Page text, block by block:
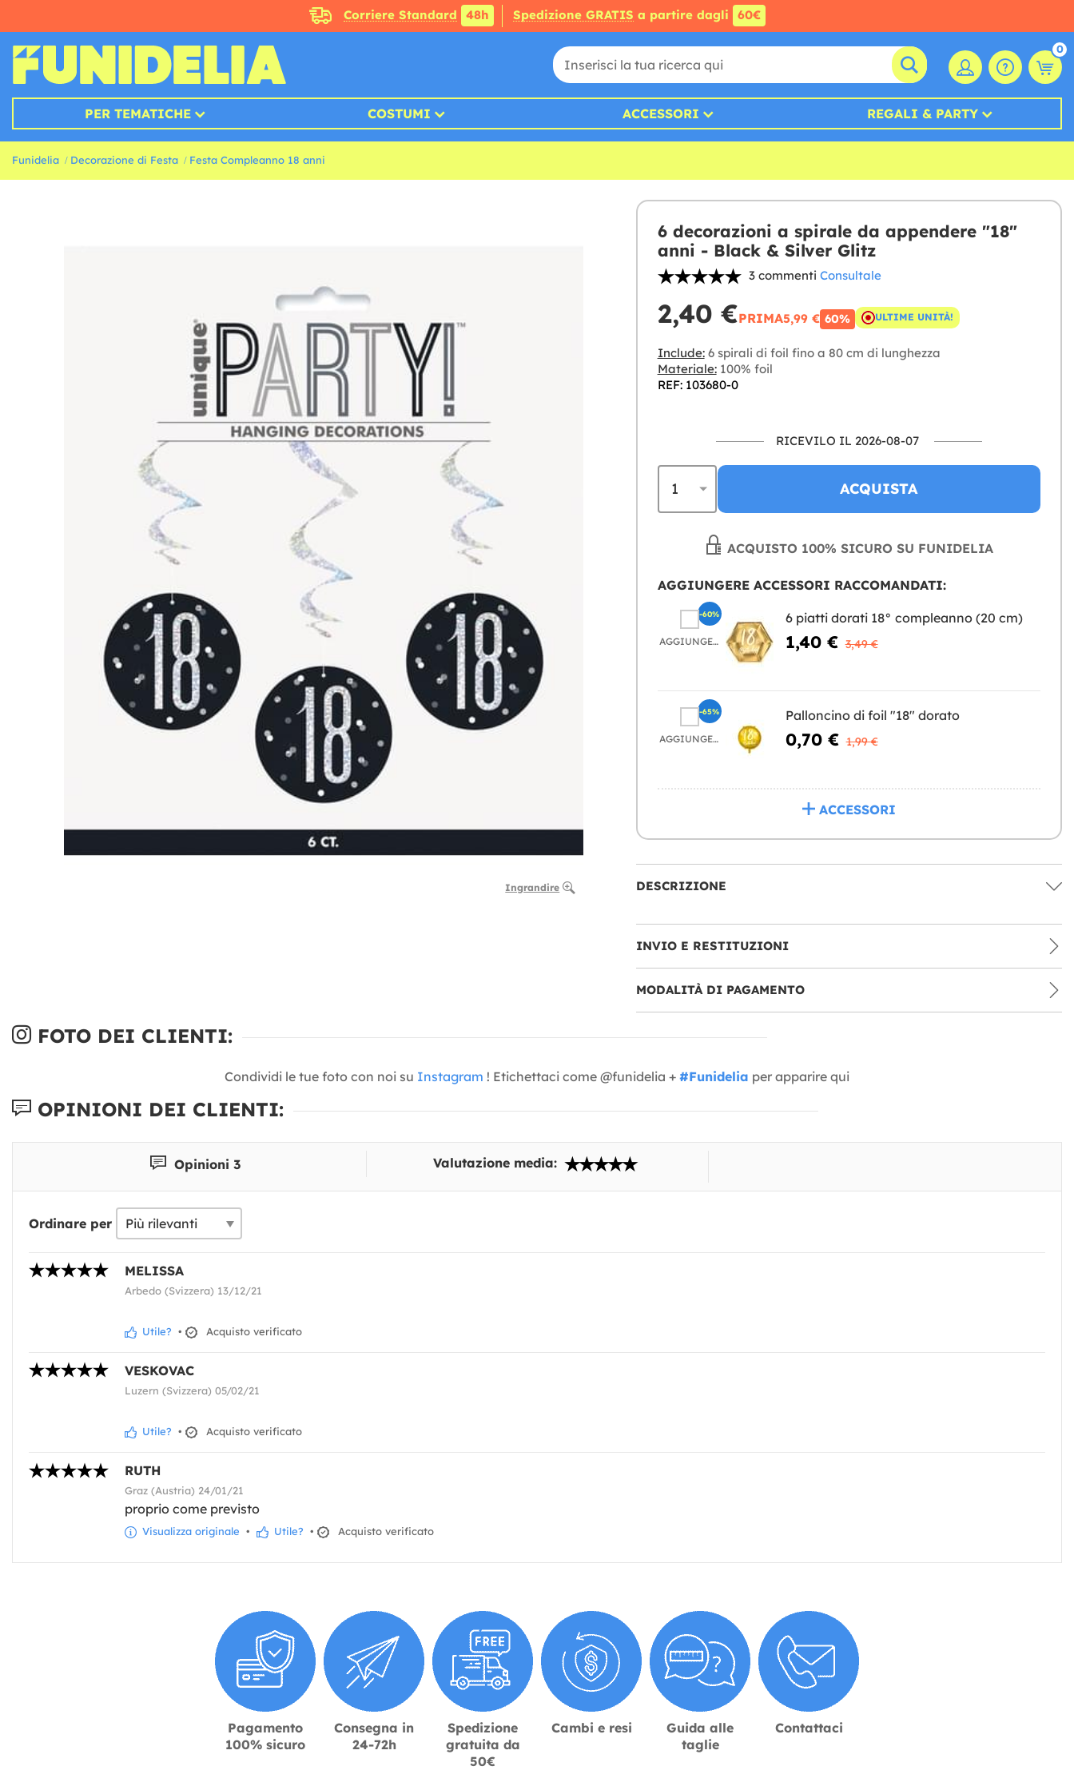
Corriere Standard 48h Spedizione GRATIS a partire dagli 60€
0
PER TEMATICHE COSTUMI ACCESSORI REGALI & PARTY
Funidelia Decorazione di Festa Festa Compleanno 18 anni
Ingrandire
6 decorazioni a spirale da appendere "18"
anni - Black & Silver Glitz
3 commenti Consultale
2,40 €PRIMA5,99 € 60% ULTIME UNITÀ!
Include:6 spirali di foil fino a 80 cm di lunghezza
Materiale:100% foil
REF: 103680-0
RICEVILO IL 2026-08-07
ACQUISTA
ACQUISTO 100% SICURO SU FUNIDELIA
AGGIUNGERE ACCESSORI RACCOMANDATI:
AGGIUNGERE
6 piatti dorati 18° compleanno (20 cm)
1,40 € 3,49 €
-60%
AGGIUNGERE
Palloncino di foil "18" dorato
0,70 € 1,99 €
-65%
ACCESSORI
DESCRIZIONE
INVIO E RESTITUZIONI
MODALITÀ DI PAGAMENTO
FOTO DEI CLIENTI:
Condividi le tue foto con noi su Instagram ! Etichettaci come @funidelia + #Funidelia per apparire qui
OPINIONI DEI CLIENTI:
Opinioni 3 Valutazione media:
Ordinare per
MELISSA
Arbedo (Svizzera) 13/12/21
Utile? • Acquisto verificato
VESKOVAC
Luzern (Svizzera) 05/02/21
Utile? • Acquisto verificato
RUTH
Graz (Austria) 24/01/21
proprio come previsto
Visualizza originale • Utile? • Acquisto verificato
Pagamento
100% sicuro
Consegna in
24-72h
Spedizione
gratuita da
50€
Cambi e resi
Guida alle
taglie
Contattaci